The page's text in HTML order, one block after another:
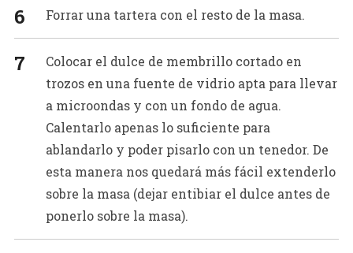
Forrar una tartera con el resto de la masa.
Colocar el dulce de membrillo cortado en
trozos en una fuente de vidrio apta para llevar
a microondas y con un fondo de agua.
Calentarlo apenas lo suficiente para
ablandarlo y poder pisarlo con un tenedor. De
esta manera nos quedará más fácil extenderlo
sobre la masa (dejar entibiar el dulce antes de
ponerlo sobre la masa).